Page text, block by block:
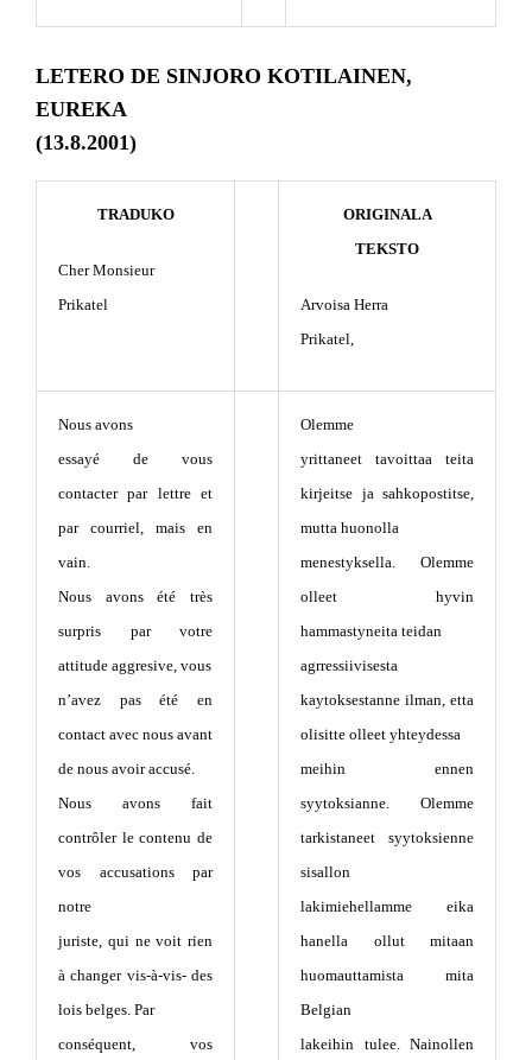
LETERO DE SINJORO KOTILAINEN,
EUREKA
(13.8.2001)
TRADUKO
Cher Monsieur
Prikatel
ORIGINALA
TEKSTO
Arvoisa Herra
Prikatel,
Nous avons
essayé de vous
contacter par lettre et
par courriel, mais en
vain.
Nous avons été très
surpris par votre
attitude aggresive, vous
n’avez pas été en
contact avec nous avant
de nous avoir accusé.
Nous avons fait
contrôler le contenu de
vos accusations par
notre
juriste, qui ne voit rien
à changer vis-à-vis- des
lois belges. Par
conséquent, vos
Olemme
yrittaneet tavoittaa teita
kirjeitse ja sahkopostitse,
mutta huonolla
menestyksella. Olemme
olleet hyvin
hammastyneita teidan
agrressiivisesta
kaytoksestanne ilman, etta
olisitte olleet yhteydessa
meihin ennen
syytoksianne. Olemme
tarkistaneet syytoksienne
sisallon
lakimiehellamme eika
hanella ollut mitaan
huomauttamista mita
Belgian
lakeihin tulee. Nainollen